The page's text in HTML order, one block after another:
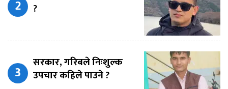
?
सरकार, गरिबले निःशुल्क
उपचार कहिले पाउने ?